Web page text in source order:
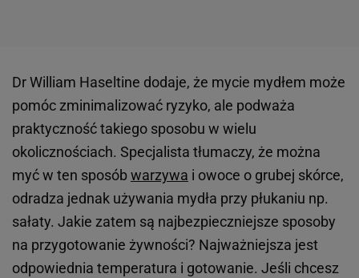
Dr William Haseltine dodaje, że mycie mydłem może
pomóc zminimalizować ryzyko, ale podważa
praktyczność takiego sposobu w wielu
okolicznościach. Specjalista tłumaczy, że można
myć w ten sposóbwarzywa i owoce o grubej skórce,
odradza jednak używania mydła przy płukaniu np.
sałaty. Jakie zatem są najbezpieczniejsze sposoby
na przygotowanie żywności? Najważniejsza jest
odpowiednia temperatura i gotowanie. Jeśli chcesz